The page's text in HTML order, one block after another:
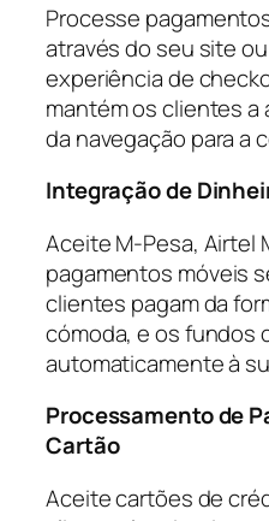
Processe
através do seu site
experiência de
mantém os clientes a
da navegação para a
Integração de
Aceite M-Pesa, Airtel
pagamentos móveis
clientes pagam da
cómoda, e os fundos
automaticamente à
Processamento de
Cartão
Aceite cartões de